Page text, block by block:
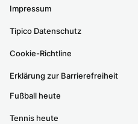
Impressum
Tipico Datenschutz
Cookie-Richtline
Erklärung zur Barrierefreiheit
Fußball heute
Tennis heute